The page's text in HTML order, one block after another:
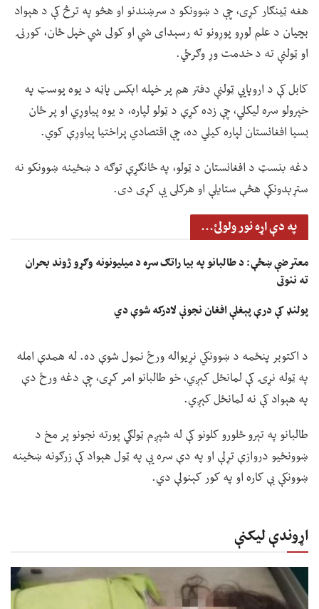
هغه ټینګار کړی، چې د ښوونکو د سرښندنو او هڅو په ترڅ کې د هېواد
بچیان د علم لوړو پوړونو ته رسېدای شي او کولی شي خپل ځان، کورنۍ
او ټولنې ته د خدمت وړ وګرځي.
کابل کې د اروپايي ټولنې دفتر هم پر خپله اېکس پاڼه د یوه پوسټ په
خپرولو سره لیکلي، چې زده کړې د ټولو لپاره، د یوه پیاوړي او پر ځان
بسیا افغانستان لپاره کیلي ده، چې اقتصادي پراختیا پیاوړې کوي.
دغه بنسټ د افغانستان د ټولو، په ځانګړې توګه د ښځینه ښوونکو نه
ستړېدونکې هڅې ستایلې او هرکلی یې کړی دی.
په دې اړه نور ولولئ...
معترضې ښځې: د طالبانو په بیا راتګ سره د میلیونونه وګړو ژوند بحران
ته ننوتی
پولنډ کې درې پېغلې افغان نجونې لادرکه شوې دي
د اکتوبر پنځمه د ښوونکي نړیواله ورځ نمول شوې ده. له همدې امله
په ټوله نړۍ کې لمانځل کېږي، خو طالبانو امر کړی، چې دغه ورځ دې
په هېواد کې نه لمانځل کېږي.
طالبانو په تېرو څلورو کلونو کې له شپږم ټولګي پورته نجونو پر مخ د
ښوونځیو دروازې تړلې او په دې سره یې په ټول هېواد کې زرګونه ښځینه
ښوونکې بې کاره او په کور کېنولې دي.
اړوندې لیکنې